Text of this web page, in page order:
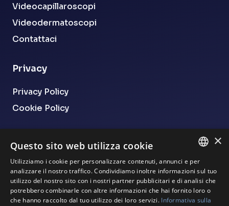
Videocapillaroscopi
Videodermatoscopi
Contattaci
Privacy
Privacy Policy
Cookie Policy
Il nostro servizio di assistenza al corretto
funzionamento dei software e della
strumentazione è disponibile dal lunedì al
venerdì.
ITALIAN
ENGLISH
×
Questo sito web utilizza cookie
Utilizziamo i cookie per personalizzare contenuti, annunci e per
analizzare il nostro traffico. Condividiamo inoltre informazioni sul tuo
utilizzo del nostro sito con i nostri partner pubblicitari e di analisi che
potrebbero combinarle con altre informazioni che hai fornito loro o
che hanno raccolto dal tuo utilizzo dei loro servizi. Informativa sulla